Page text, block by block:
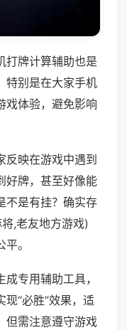
打牌计算辅助也是
特别是在大家手机
戏体验，避免影响
反映在游戏中遇到
好牌，甚至好像能
不是有挂？确实存
,老友地方游戏)
。
专用辅助工具，
“必胜”效果，适
但需注意遵守游戏